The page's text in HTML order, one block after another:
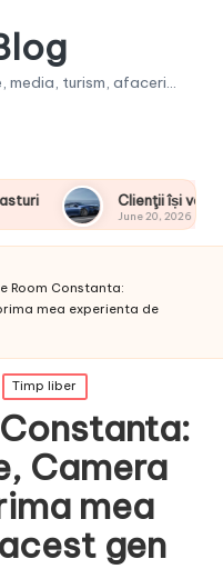
media, turism, afaceri...
Clienţii își vor putea configura
June 20, 2026
Room Constanta:
mea experienta de
Timp liber
Camera
mea
gen